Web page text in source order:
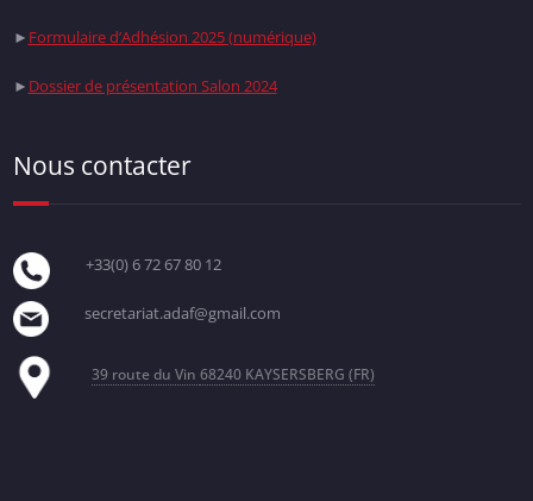
► Formulaire d’Adhésion 2025 (numérique)
► Dossier de présentation Salon 2024
Nous contacter
+33(0) 6 72 67 80 12
secretariat.adaf@gmail.com
39 route du Vin 68240 KAYSERSBERG (FR)